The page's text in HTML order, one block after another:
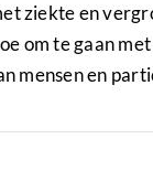
ziekte en
om te gaan
mensen en